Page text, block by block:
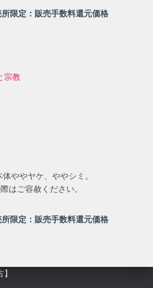
限定：販売手数料還元価格
宗教
ややヤケ、ややシミ。
はご容赦ください。
限定：販売手数料還元価格